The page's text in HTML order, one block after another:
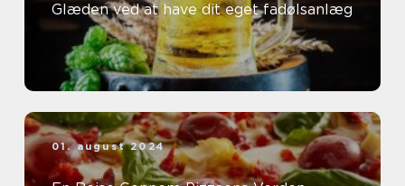
Glæden ved at have dit eget fadølsanlæg
01. august 2024